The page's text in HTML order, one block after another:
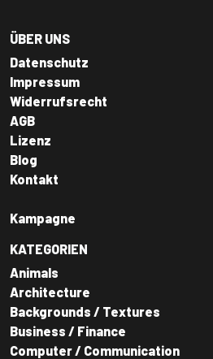
ÜBER UNS
Datenschutz
Impressum
Widerrufsrecht
AGB
Lizenz
Blog
Kontakt
Kampagne
KATEGORIEN
Animals
Architecture
Backgrounds / Textures
Business / Finance
Computer / Communication